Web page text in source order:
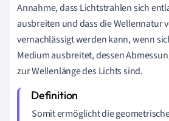
Annahme, dass Lichtstrahlen sich
ausbreiten und dass die Wellennatur
vernachlässigt werden kann, wenn
Medium ausbreitet, dessen
zur Wellenlänge des Lichts sind.
Somit ermöglicht die